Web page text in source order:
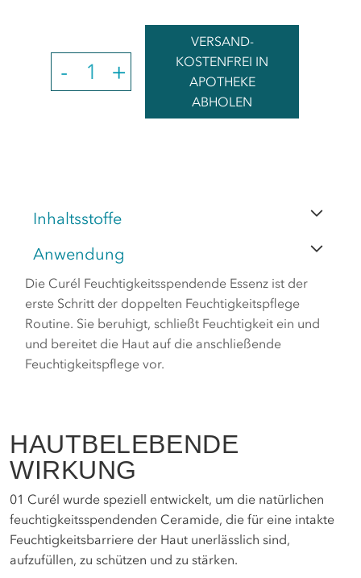
-
QUANTITY +
VERSAND-
KOSTENFREI IN
APOTHEKE
ABHOLEN
Inhaltsstoffe
Anwendung
Die Curél Feuchtigkeitsspendende Essenz ist der
erste Schritt der doppelten Feuchtigkeitspflege
Routine. Sie beruhigt, schließt Feuchtigkeit ein und
und bereitet die Haut auf die anschließende
Feuchtigkeitspflege vor.
HAUTBELEBENDE
WIRKUNG
01 Curél wurde speziell entwickelt, um die natürlichen
feuchtigkeitsspendenden Ceramide, die für eine intakte
Feuchtigkeitsbarriere der Haut unerlässlich sind,
aufzufüllen, zu schützen und zu stärken.